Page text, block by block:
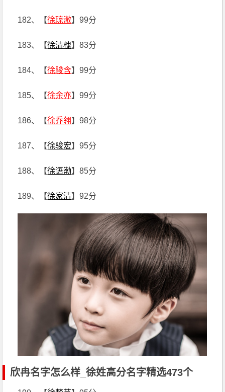
182、【徐琼澈】99分
183、【徐清槐】83分
184、【徐骏含】99分
185、【徐余亦】99分
186、【徐乔翎】98分
187、【徐骏宏】95分
188、【徐语渤】85分
189、【徐家清】92分
欣冉名字怎么样_徐姓高分名字精选473个